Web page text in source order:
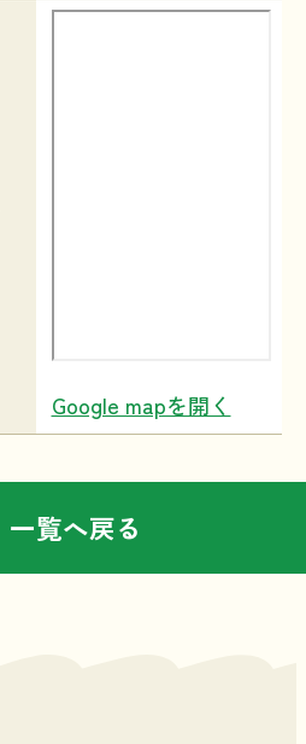
Google mapを開く
一覧へ戻る